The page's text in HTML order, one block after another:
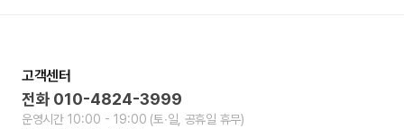
고객센터
전화 010-4824-3999
운영시간 10:00 - 19:00 (토∙일, 공휴일 휴무)